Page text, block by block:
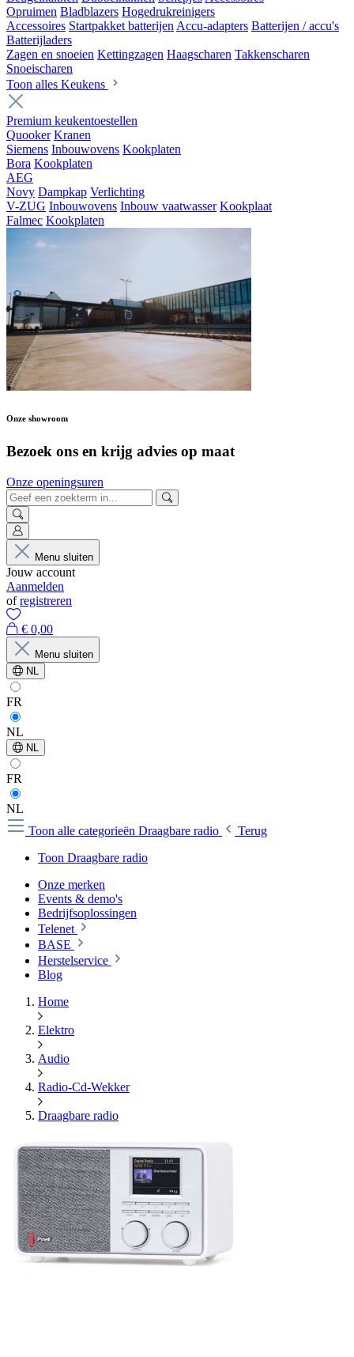
Opruimen Bladblazers Hogedrukreinigers
Accessoires Startpakket batterijen Accu-adapters Batterijen / accu's
Batterijladers
Zagen en snoeien Kettingzagen Haagscharen Takkenscharen
Snoeischaren
Toon alles Keukens
Premium keukentoestellen
Quooker Kranen
Siemens Inbouwovens Kookplaten
Bora Kookplaten
AEG
Novy Dampkap Verlichting
V-ZUG Inbouwovens Inbouw vaatwasser Kookplaat
Falmec Kookplaten
Onze showroom
Bezoek ons en krijg advies op maat
Onze openingsuren
Menu sluiten
Jouw account
Aanmelden
ofregistreren
€ 0,00
Menu sluiten
NL
FR
NL
NL
FR
NL
Toon alle categorieën Draagbare radio
Terug
Toon Draagbare radio
Onze merken
Events & demo's
Bedrijfsoplossingen
Telenet
BASE
Herstelservice
Blog
Home
Elektro
Audio
Radio-Cd-Wekker
Draagbare radio